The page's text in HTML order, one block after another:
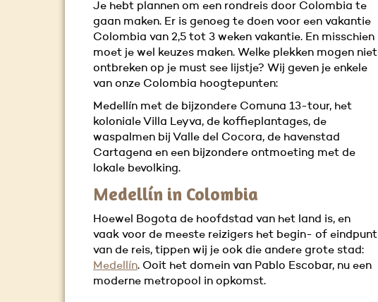
Je hebt plannen om een rondreis door Colombia te
gaan maken. Er is genoeg te doen voor een vakantie
Colombia van 2,5 tot 3 weken vakantie. En misschien
moet je wel keuzes maken. Welke plekken mogen niet
ontbreken op je must see lijstje? Wij geven je enkele
van onze Colombia hoogtepunten:
Medellín met de bijzondere Comuna 13-tour, het
koloniale Villa Leyva, de koffieplantages, de
waspalmen bij Valle del Cocora, de havenstad
Cartagena en een bijzondere ontmoeting met de
lokale bevolking.
Medellín in Colombia
Hoewel Bogota de hoofdstad van het land is, en
vaak voor de meeste reizigers het begin- of eindpunt
van de reis, tippen wij je ook die andere grote stad:
Medellín. Ooit het domein van Pablo Escobar, nu een
moderne metropool in opkomst.